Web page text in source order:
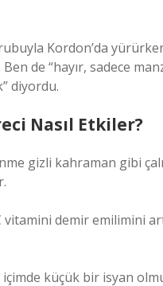
Kordon’da
de “hayır, sadece
diyordu.
Nasıl Etkiler?
gizli kahraman gibi
demir emilimini
küçük bir isyan